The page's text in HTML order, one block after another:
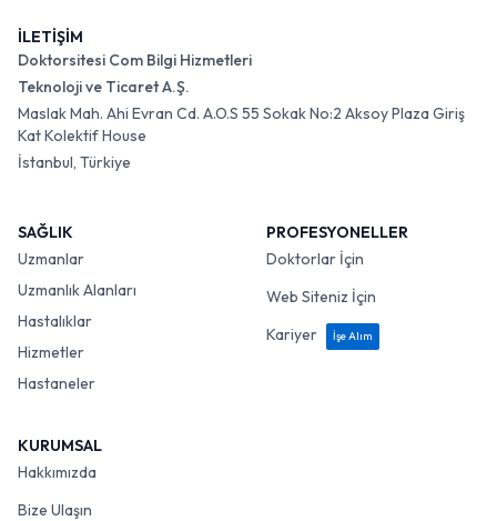
İLETİŞİM
Doktorsitesi Com Bilgi Hizmetleri
Teknoloji ve Ticaret A.Ş.
Maslak Mah. Ahi Evran Cd. A.O.S 55 Sokak No:2 Aksoy Plaza Giriş
Kat Kolektif House
İstanbul, Türkiye
SAĞLIK
Uzmanlar
Uzmanlık Alanları
Hastalıklar
Hizmetler
Hastaneler
PROFESYONELLER
Doktorlar İçin
Web Siteniz İçin
Kariyer
İşe Alım
KURUMSAL
Hakkımızda
Bize Ulaşın